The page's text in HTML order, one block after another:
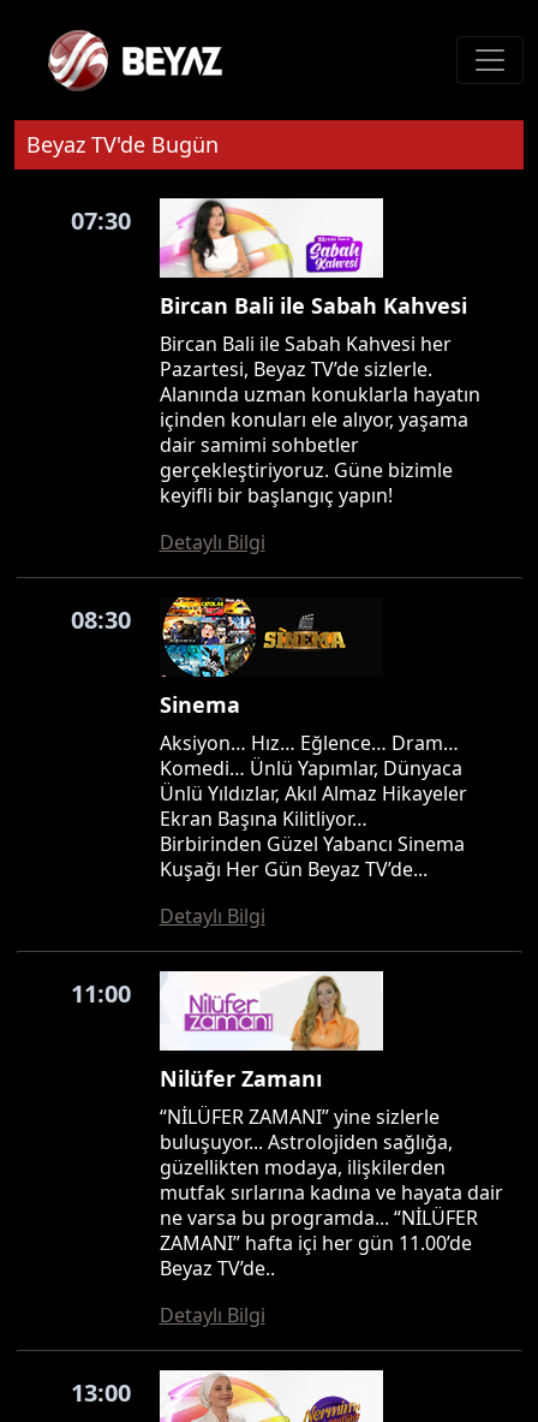
Beyaz TV'de Bugün
07:30
Bircan Bali ile Sabah Kahvesi
Bircan Bali ile Sabah Kahvesi her
Pazartesi, Beyaz TV’de sizlerle.
Alanında uzman konuklarla hayatın
içinden konuları ele alıyor, yaşama
dair samimi sohbetler
gerçekleştiriyoruz. Güne bizimle
keyifli bir başlangıç yapın!
Detaylı Bilgi
08:30
Sinema
Aksiyon… Hız… Eğlence… Dram…
Komedi… Ünlü Yapımlar, Dünyaca
Ünlü Yıldızlar, Akıl Almaz Hikayeler
Ekran Başına Kilitliyor…
Birbirinden Güzel Yabancı Sinema
Kuşağı Her Gün Beyaz TV’de...
Detaylı Bilgi
11:00
Nilüfer Zamanı
“NİLÜFER ZAMANI” yine sizlerle
buluşuyor... Astrolojiden sağlığa,
güzellikten modaya, ilişkilerden
mutfak sırlarına kadına ve hayata dair
ne varsa bu programda... “NİLÜFER
ZAMANI” hafta içi her gün 11.00’de
Beyaz TV’de..
Detaylı Bilgi
13:00